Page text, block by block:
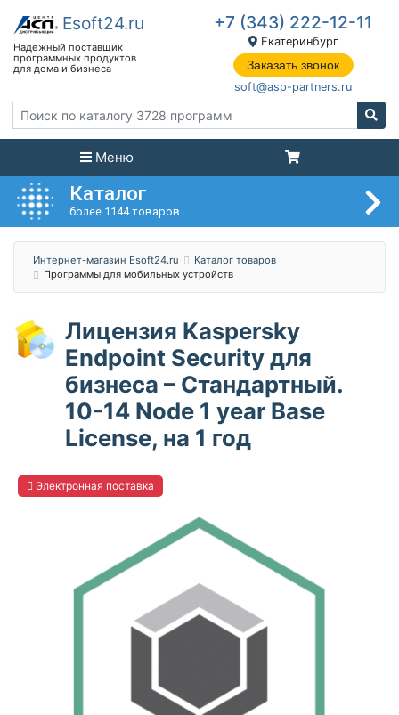
+7 (343) 222-12-11
Екатеринбург
Заказать звонок
soft@asp-partners.ru
Меню
Каталог
более 1144 товаров
Интернет-магазин Esoft24.ru
Каталог товаров
Программы для мобильных устройств
Лицензия Kaspersky
Endpoint Security для
бизнеса – Стандартный.
10-14 Node 1 year Base
License, на 1 год
Электронная поставка